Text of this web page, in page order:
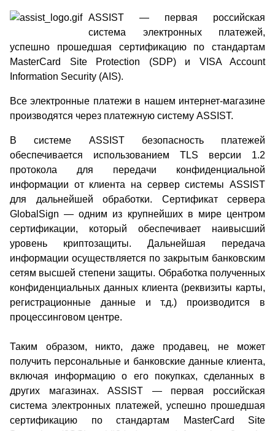
ASSIST — первая российская
система электронных платежей,
успешно прошедшая сертификацию по стандартам
MasterCard Site Protection (SDP) и VISA Account
Information Security (AIS).
Все электронные платежи в нашем интернет-магазине
производятся через платежную систему ASSIST.
В системе ASSIST безопасность платежей
обеспечивается использованием TLS версии 1.2
протокола для передачи конфиденциальной
информации от клиента на сервер системы ASSIST
для дальнейшей обработки. Сертификат сервера
GlobalSign — одним из крупнейших в мире центром
сертификации, который обеспечивает наивысший
уровень криптозащиты. Дальнейшая передача
информации осуществляется по закрытым банковским
сетям высшей степени защиты. Обработка полученных
конфиденциальных данных клиента (реквизиты карты,
регистрационные данные и т.д.) производится в
процессинговом центре.
Таким образом, никто, даже продавец, не может
получить персональные и банковские данные клиента,
включая информацию о его покупках, сделанных в
других магазинах. ASSIST — первая российская
система электронных платежей, успешно прошедшая
сертификацию по стандартам MasterCard Site